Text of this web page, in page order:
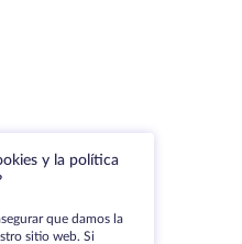
y la política
que damos la
sitio web. Si